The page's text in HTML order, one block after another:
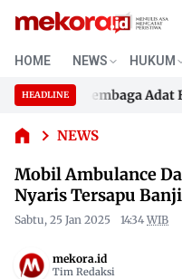
HOME NEWS HUKUM
HEADLINELembaga Adat
Lembaga Adat
NEWS
Ambulance
Dari
Puskesmas
Nyaris
Tersapu
Banjir Saat
Terobos
Sungai
Mobil Ambulance
Nyaris Tersapu
Sabtu, 25 Jan 2025 14:34 WIB
mekora.id
Tim Redaksi